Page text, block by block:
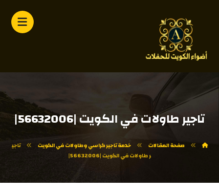
تاجير طاولات في الكويت |56632006|
صفحة المقالات خدمة تاجير كراسي وطاولات في الكويت
تاجي
ر طاولات في الكويت |56632006|